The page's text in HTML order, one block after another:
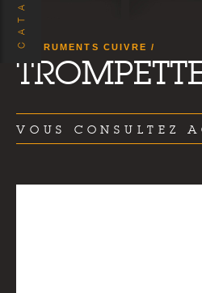
INSTRUMENTS CUIVRE
VOUS CONSULTEZ